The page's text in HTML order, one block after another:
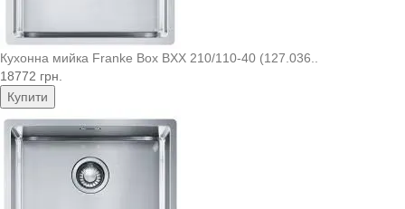
Кухонна мийка Franke Box BXX 210/110-40 (127.036..
18772 грн.
Купити